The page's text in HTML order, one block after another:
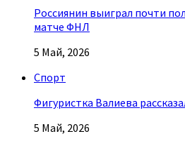
Россиянин выиграл почти
матче ФНЛ
5 Май, 2026
Спорт
Фигуристка Валиева
5 Май, 2026